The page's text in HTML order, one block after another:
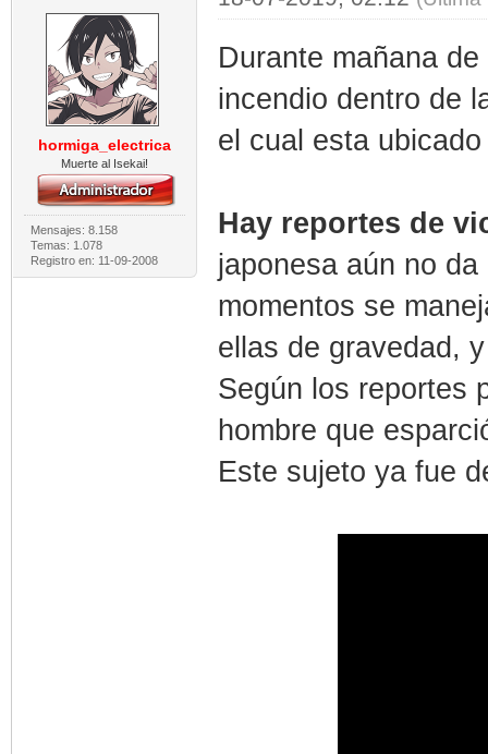
hormiga_electrica
Muerte al Isekai!
Mensajes: 8.158
Temas: 1.078
Registro en: 11-09-2008
Durante mañana
incendio dentro de
el cual esta
Hay reportes de
japonesa aún no
momentos se
ellas de gravedad,
Según los reportes
hombre que
Este sujeto ya fue